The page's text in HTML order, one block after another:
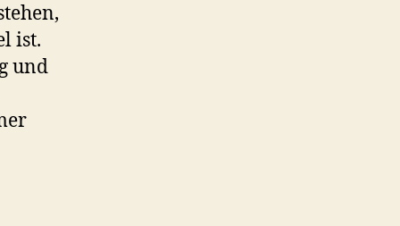
ist.
und